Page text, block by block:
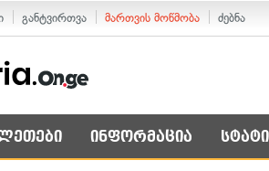
განტვირთვა მართვის მოწმობა ძებნა
ინფორმაცია